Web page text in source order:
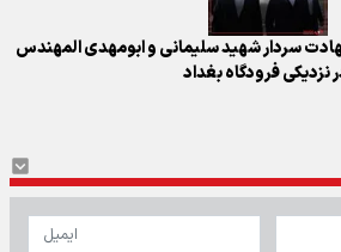
سردار شهید سلیمانی و ابومهدی المهندس
نزدیکی فرودگاه بغداد